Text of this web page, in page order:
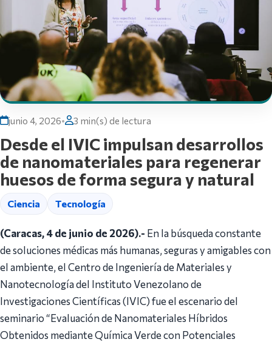
junio 4, 2026• 3 min(s) de lectura
Desde el IVIC impulsan desarrollos
de nanomateriales para regenerar
huesos de forma segura y natural
Ciencia Tecnología
(Caracas, 4 de junio de 2026).- En la búsqueda constante
de soluciones médicas más humanas, seguras y amigables con
el ambiente, el Centro de Ingeniería de Materiales y
Nanotecnología del Instituto Venezolano de
Investigaciones Científicas (IVIC) fue el escenario del
seminario “Evaluación de Nanomateriales Híbridos
Obtenidos mediante Química Verde con Potenciales